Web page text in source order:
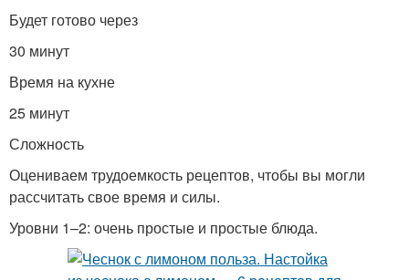
Будет готово через
30 минут
Время на кухне
25 минут
Сложность
Оцениваем трудоемкость рецептов, чтобы вы могли
рассчитать свое время и силы.
Уровни 1–2: очень простые и простые блюда.